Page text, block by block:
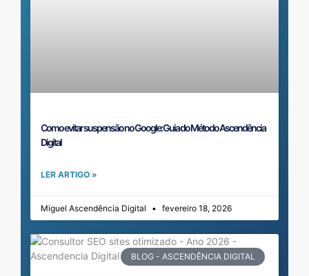
Como evitar suspensão no Google: Guia do Método Ascendência
Digital
LER ARTIGO »
Miguel Ascendência Digital fevereiro 18, 2026
BLOG - ASCENDÊNCIA DIGITAL